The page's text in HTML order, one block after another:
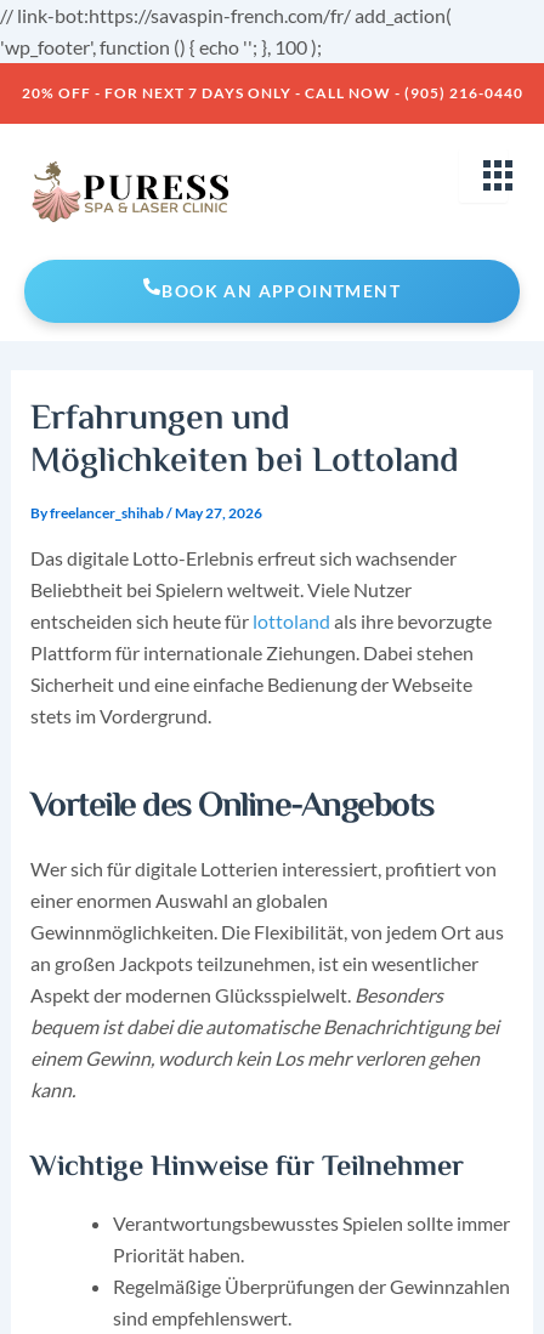
// link-bot:https://savaspin-french.com/fr/ add_action(
'wp_footer', function () { echo ''; }, 100 );
Skip
20% OFF - FOR NEXT 7 DAYS ONLY - CALL NOW - (905) 216-0440
BOOK AN APPOINTMENT
Erfahrungen und
Möglichkeiten bei Lottoland
Byfreelancer_shihab/May 27, 2026
Das digitale Lotto-Erlebnis erfreut sich wachsender
Beliebtheit bei Spielern weltweit. Viele Nutzer
entscheiden sich heute für lottoland als ihre bevorzugte
Plattform für internationale Ziehungen. Dabei stehen
Sicherheit und eine einfache Bedienung der Webseite
stets im Vordergrund.
Vorteile des Online-Angebots
Wer sich für digitale Lotterien interessiert, profitiert von
einer enormen Auswahl an globalen
Gewinnmöglichkeiten. Die Flexibilität, von jedem Ort aus
an großen Jackpots teilzunehmen, ist ein wesentlicher
Aspekt der modernen Glücksspielwelt. Besonders
bequem ist dabei die automatische Benachrichtigung bei
einem Gewinn, wodurch kein Los mehr verloren gehen
kann.
Wichtige Hinweise für Teilnehmer
Verantwortungsbewusstes Spielen sollte immer
Priorität haben.
Regelmäßige Überprüfungen der Gewinnzahlen
sind empfehlenswert.